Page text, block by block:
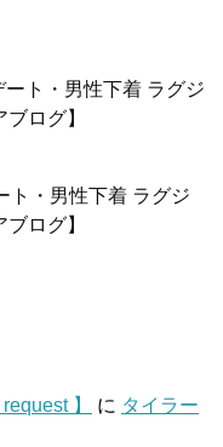
ート・男性下着 ラグジ
ログ】
ト・男性下着 ラグジ
ログ】
】 に タイラー